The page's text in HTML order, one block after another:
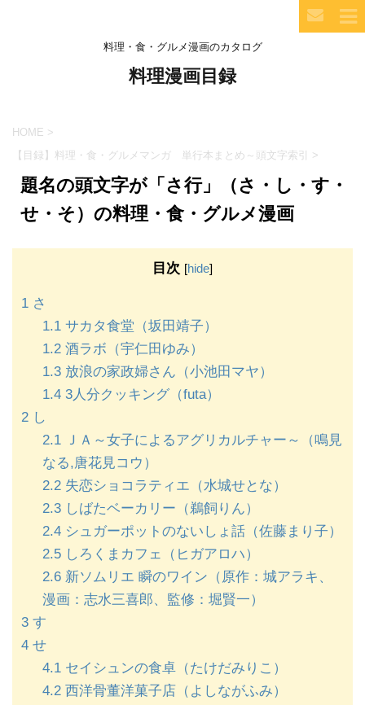
料理・食・グルメ漫画のカタログ
料理漫画目録
HOME >
【目録】料理・食・グルメマンガ 単行本まとめ～頭文字索引
>
題名の頭文字が「さ行」（さ・し・す・
せ・そ）の料理・食・グルメ漫画
目次 [hide]
1 さ
1.1サカタ食堂（坂田靖子）
1.2酒ラボ（宇仁田ゆみ）
1.3放浪の家政婦さん（小池田マヤ）
1.43人分クッキング（futa）
2 し
2.1ＪＡ～女子によるアグリカルチャー～（鳴見
なる,唐花見コウ）
2.2失恋ショコラティエ（水城せとな）
2.3しばたベーカリー（鵜飼りん）
2.4シュガーポットのないしょ話（佐藤まり子）
2.5しろくまカフェ（ヒガアロハ）
2.6新ソムリエ 瞬のワイン（原作：城アラキ、
漫画：志水三喜郎、監修：堀賢一）
3 す
4 せ
4.1セイシュンの食卓（たけだみりこ）
4.2西洋骨董洋菓子店（よしながふみ）